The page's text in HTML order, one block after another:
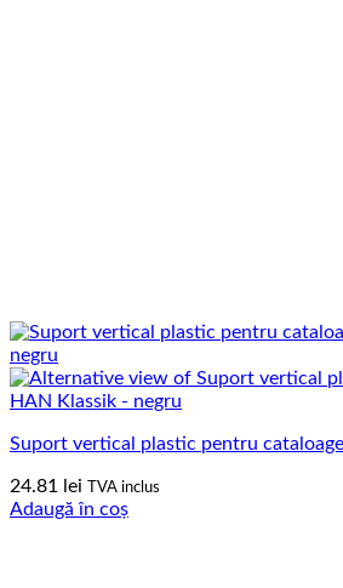
Suport vertical plastic pentru
24.81 lei TVA inclus
Adaugă în coș